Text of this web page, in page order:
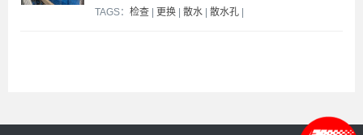
TAGS： 检查 | 更换 | 散水 | 散水孔 |